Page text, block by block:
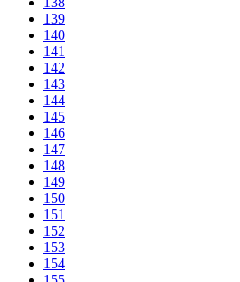
139
140
141
142
143
144
145
146
147
148
149
150
151
152
153
154